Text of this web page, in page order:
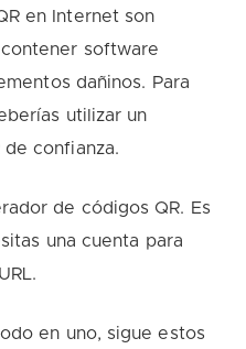
en Internet son
software
dañinos. Para
utilizar un
confianza.
de códigos QR. Es
una cuenta para
en uno, sigue estos